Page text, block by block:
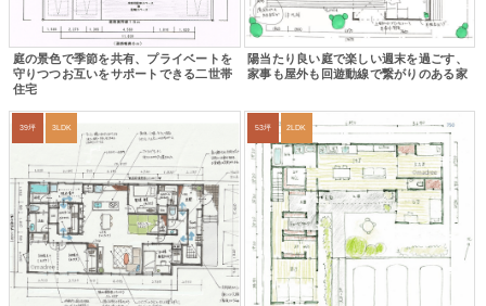
庭の景色で季節を共有、プライベートを
守りつつお互いをサポートできる二世帯
住宅
陽当たり良い庭で楽しい週末を過ごす、
家事も屋外も回遊動線で繋がりのある家
39坪 3LDK 53坪 2LDK